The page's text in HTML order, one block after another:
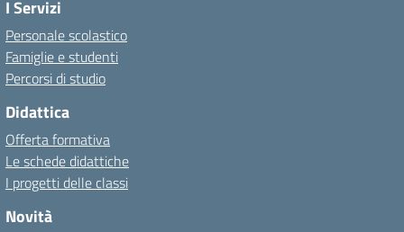
I Servizi
Personale scolastico
Famiglie e studenti
Percorsi di studio
Didattica
Offerta formativa
Le schede didattiche
I progetti delle classi
Novità